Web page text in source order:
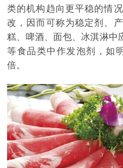
类的机构趋向更平稳的情
改，因而可称为稳定剂、
糕、啤酒、面包、冰淇淋中
等食品类中作发泡剂，如
倍。